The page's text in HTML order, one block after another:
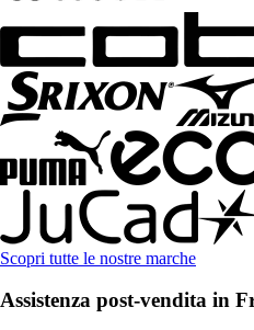
Scopri tutte le nostre marche
Assistenza post-vendita in